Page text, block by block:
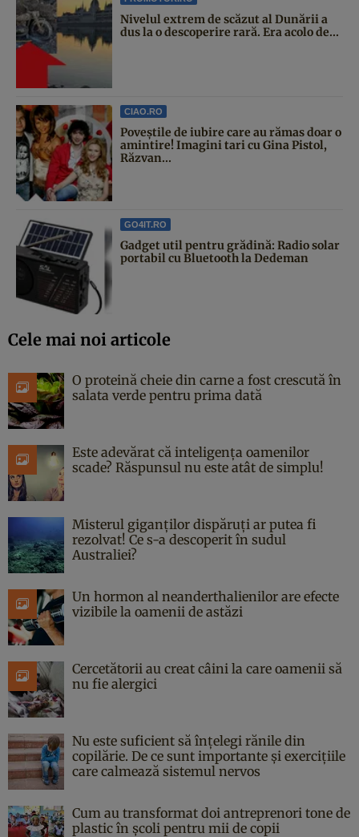
Nivelul extrem de scăzut al Dunării a
dus la o descoperire rară. Era acolo de...
CIAO.RO
Poveştile de iubire care au rămas doar o
amintire! Imagini tari cu Gina Pistol,
Răzvan...
GO4IT.RO
Gadget util pentru grădină: Radio solar
portabil cu Bluetooth la Dedeman
Cele mai noi articole
O proteină cheie din carne a fost crescută în
salata verde pentru prima dată
Este adevărat că inteligența oamenilor
scade? Răspunsul nu este atât de simplu!
Misterul giganților dispăruți ar putea fi
rezolvat! Ce s-a descoperit în sudul
Australiei?
Un hormon al neanderthalienilor are efecte
vizibile la oamenii de astăzi
Cercetătorii au creat câini la care oamenii să
nu fie alergici
Nu este suficient să înțelegi rănile din
copilărie. De ce sunt importante și exercițiile
care calmează sistemul nervos
Cum au transformat doi antreprenori tone de
plastic în școli pentru mii de copii